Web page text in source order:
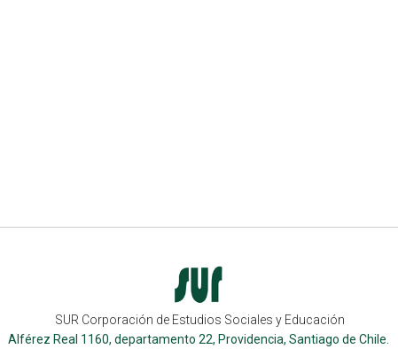
SUR Corporación de Estudios Sociales y Educación
Alférez Real 1160, departamento 22, Providencia, Santiago de Chile.